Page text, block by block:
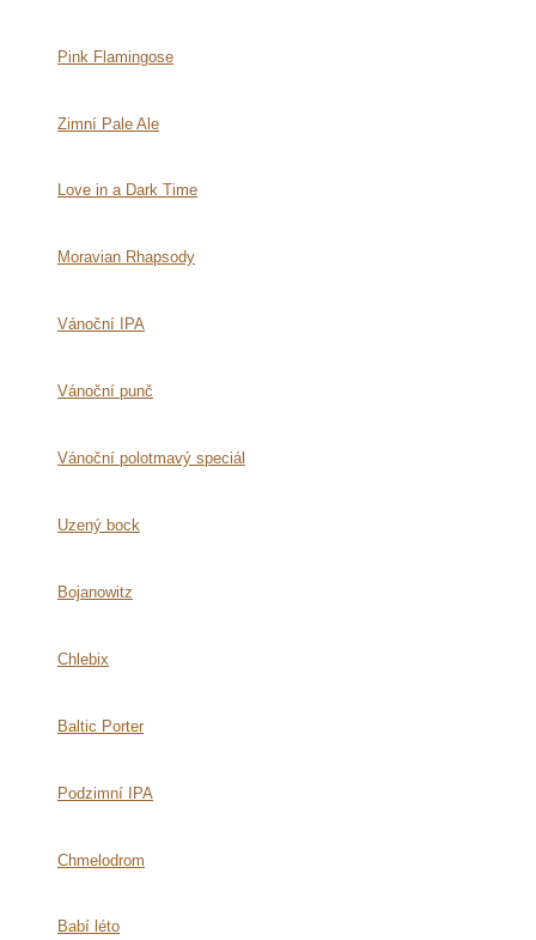
Pink Flamingose
Zimní Pale Ale
Love in a Dark Time
Moravian Rhapsody
Vánoční IPA
Vánoční punč
Vánoční polotmavý speciál
Uzený bock
Bojanowitz
Chlebix
Baltic Porter
Podzimní IPA
Chmelodrom
Babí léto